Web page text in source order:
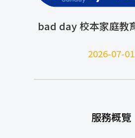
bad day 校本家庭教
2026-07-01
服務概覽